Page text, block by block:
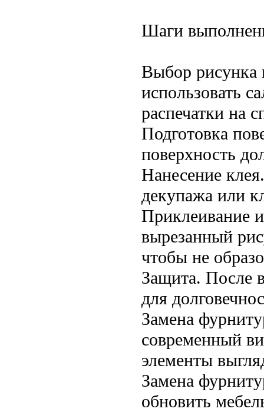
Шаги
Выбор рисунка
использовать
распечатки на
Подготовка
поверхность
Нанесение
декупажа или
Приклеивание
вырезанный
чтобы не
Защита. После
для
Замена
современный
элементы
Замена
обновить